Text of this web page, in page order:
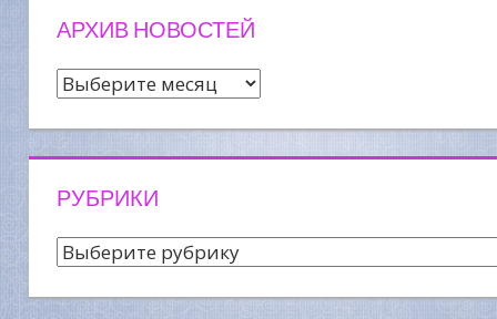
АРХИВ НОВОСТЕЙ
Архив
РУБРИКИ
Рубрики